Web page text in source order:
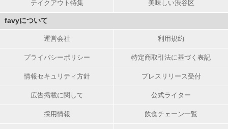
テイクアウト特集 美味しい渋谷区
favyについて
運営会社 利用規約
プライバシーポリシー 特定商取引法に基づく表記
情報セキュリティ方針 プレスリリース受付
広告掲載に関して 公式ライター
採用情報 飲食チェーン一覧